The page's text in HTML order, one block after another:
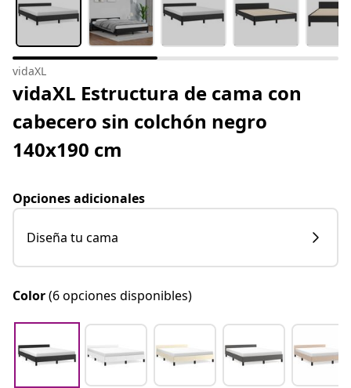
vidaXL
vidaXL Estructura de cama con
cabecero sin colchón negro
140x190 cm
Opciones adicionales
Diseña tu cama
Color(6 opciones disponibles)